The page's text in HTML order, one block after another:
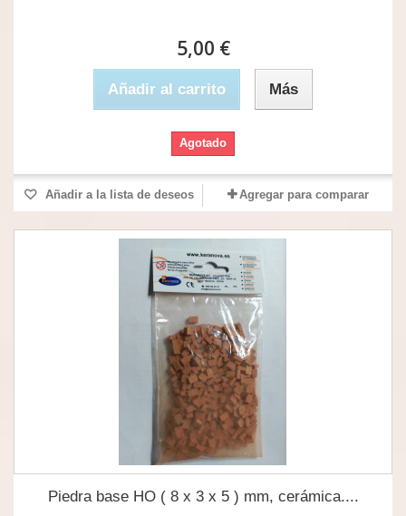
5,00 €
Añadir al carrito Más
Agotado
Añadir a la lista de deseos Agregar para comparar
Piedra base HO ( 8 x 3 x 5 ) mm, cerámica....